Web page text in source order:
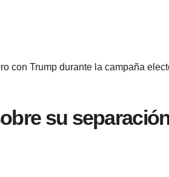
con Trump durante la campaña
su